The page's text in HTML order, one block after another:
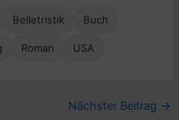
Belletristik Buch
Roman USA
Nächster Beitrag →